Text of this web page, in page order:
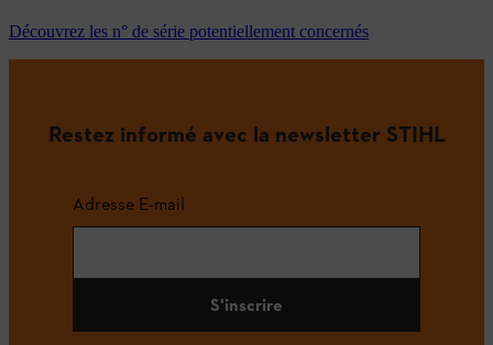
Découvrez les n° de série potentiellement concernés
Restez informé avec la newsletter STIHL
Adresse E-mail
S'inscrire